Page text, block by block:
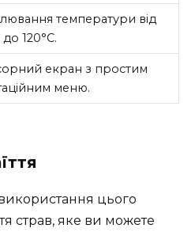
температури від
до 120°C.
екран з простим
меню.
цього
страв, яке ви можете